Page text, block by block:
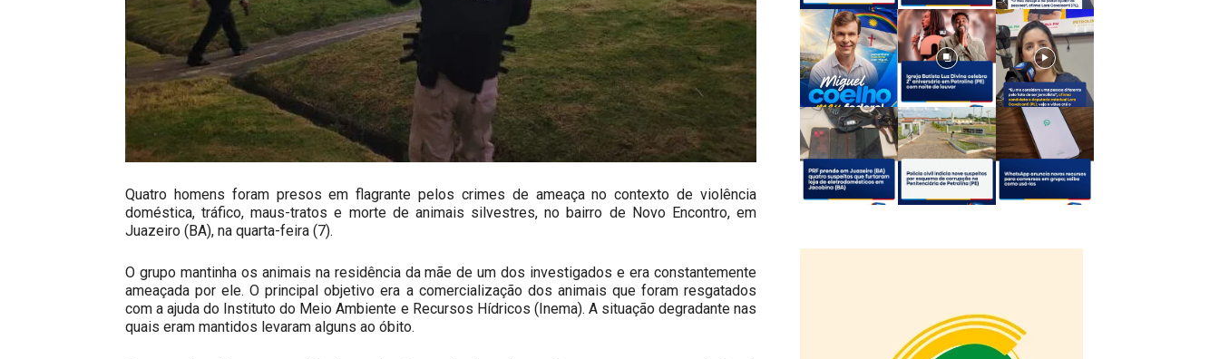
Quatro homens foram presos em flagrante pelos crimes de ameaça no contexto de violência
doméstica, tráfico, maus-tratos e morte de animais silvestres, no bairro de Novo Encontro, em
Juazeiro (BA), na quarta-feira (7).
O grupo mantinha os animais na residência da mãe de um dos investigados e era constantemente
ameaçada por ele. O principal objetivo era a comercialização dos animais que foram resgatados
com a ajuda do Instituto do Meio Ambiente e Recursos Hídricos (Inema). A situação degradante nas
quais eram mantidos levaram alguns ao óbito.